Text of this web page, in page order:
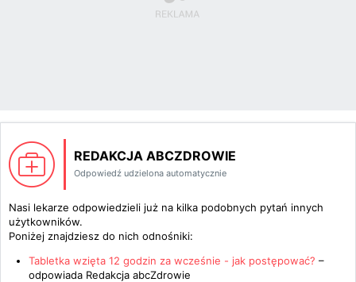
REDAKCJA ABCZDROWIE
Odpowiedź udzielona automatycznie
Nasi lekarze odpowiedzieli już na kilka podobnych pytań innych
użytkowników.
Poniżej znajdziesz do nich odnośniki:
Tabletka wzięta 12 godzin za wcześnie - jak postępować? –
odpowiada Redakcja abcZdrowie